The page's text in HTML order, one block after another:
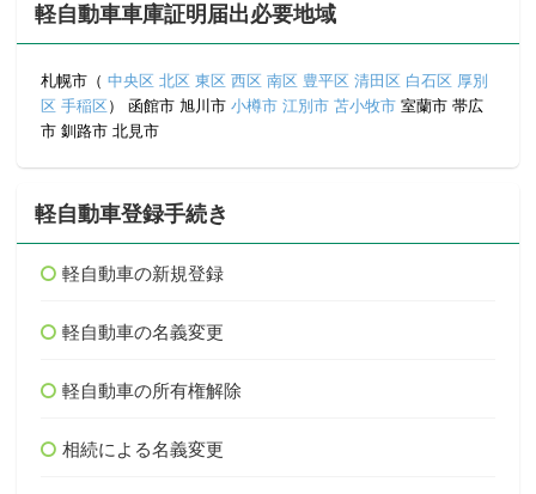
軽自動車車庫証明届出必要地域
札幌市（ 中央区 北区 東区 西区 南区 豊平区 清田区 白石区 厚別
区 手稲区 ） 函館市 旭川市 小樽市 江別市 苫小牧市 室蘭市 帯広
市 釧路市 北見市
軽自動車登録手続き
軽自動車の新規登録
軽自動車の名義変更
軽自動車の所有権解除
相続による名義変更